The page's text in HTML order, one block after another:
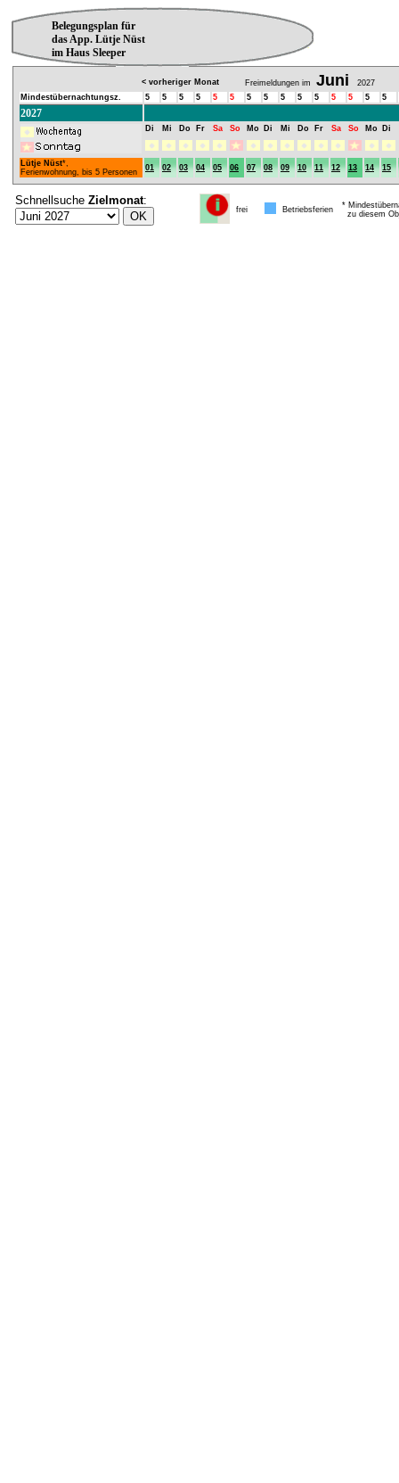
Belegungsplan für
das App. Lütje Nüst
im Haus Sleeper
< vorheriger Monat Freimeldungen im Juni 2027
Mindestübernachtungsz.
5 5 5 5 5 5 5 5 5 5 5 5 5 5 5
2027
Di Mi Do Fr Sa So Mo Di Mi Do Fr Sa So Mo Di
Lütje Nüst*,
Ferienwohnung, bis 5 Personen
01 02 03 04 05 06 07 08 09 10 11 12 13 14 15
Schnellsuche Zielmonat:
frei Betriebsferien
*
zu diesem